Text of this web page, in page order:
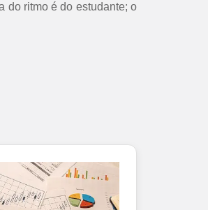
do ritmo é do estudante; o